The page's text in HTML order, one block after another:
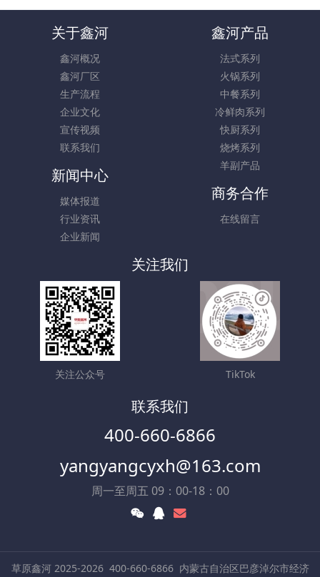
关于鑫河
鑫河概况
鑫河厂区
生产流程
企业文化
宣传视频
联系我们
鑫河产品
法式系列
火锅系列
中餐系列
冷鲜肉系列
快厨系列
烧烤系列
羊副产品
新闻中心
媒体报道
行业资讯
企业新闻
商务合作
在线留言
关注我们
关注公众号 TikTok
联系我们
400-660-6866
yangyangcyxh@163.com
周一至周五 09：00-18：00
草原鑫河 2025-2026 400-660-6866 内蒙古自治区巴彦淖尔市经济